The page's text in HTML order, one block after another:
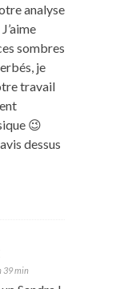
analyse
sombres
je
travail
😉
dessus
39 min